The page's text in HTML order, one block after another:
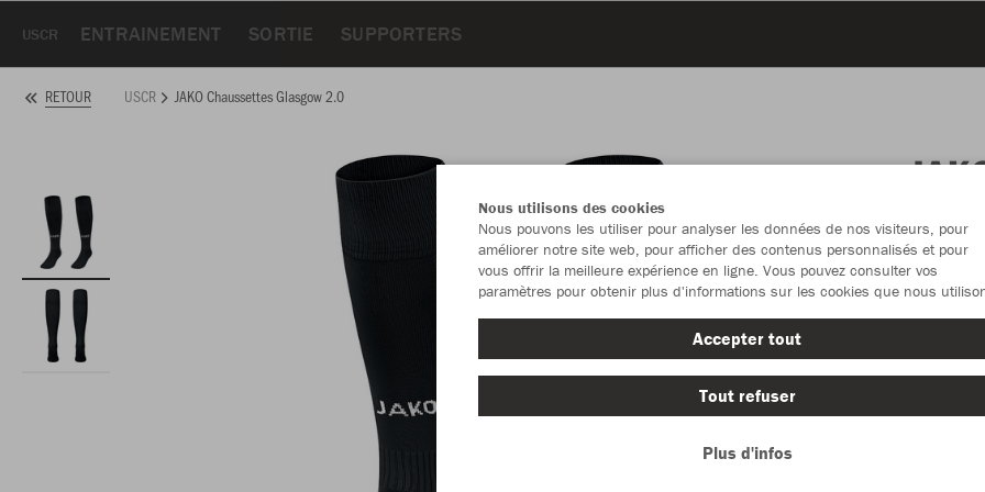
USCR ENTRAINEMENT SORTIE SUPPORTERS
RETOUR USCR JAKO Chaussettes Glasgow 2.0
Nous utilisons des cookies
Nous pouvons les utiliser pour analyser les données de nos visiteurs, pour
améliorer notre site web, pour afficher des contenus personnalisés et pour
vous offrir la meilleure expérience en ligne. Vous pouvez consulter vos
paramètres pour obtenir plus d'informations sur les cookies que nous
Accepter tout
Tout refuser
Plus d'infos